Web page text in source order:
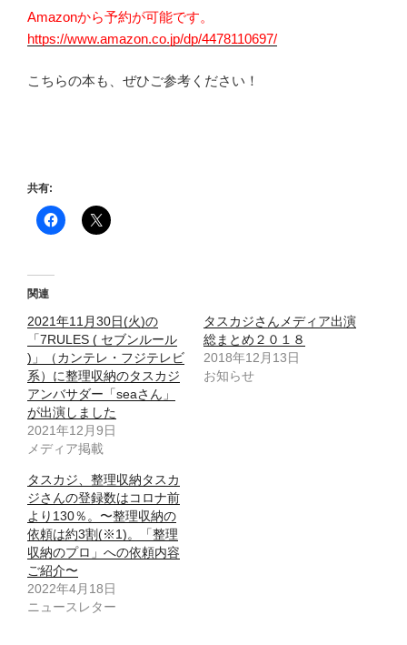
Amazonから予約が可能です。
https://www.amazon.co.jp/dp/4478110697/
こちらの本も、ぜひご参考ください！
共有:
関連
2021年11月30日(火)の
「7RULES ( セブンルール
)」（カンテレ・フジテレビ
系）に整理収納のタスカジ
アンバサダー「seaさん」
が出演しました
2021年12月9日
メディア掲載
タスカジさんメディア出演
総まとめ２０１８
2018年12月13日
お知らせ
タスカジ、整理収納タスカ
ジさんの登録数はコロナ前
より130％。〜整理収納の
依頼は約3割(※1)。「整理
収納のプロ」への依頼内容
ご紹介〜
2022年4月18日
ニュースレター